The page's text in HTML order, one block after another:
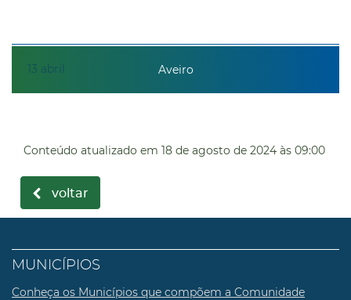
13 abril Aveiro
Conteúdo atualizado em 18 de agosto de 2024 às 09:00
voltar
MUNICÍPIOS
Conheça os Municípios que compõem a Comunidade